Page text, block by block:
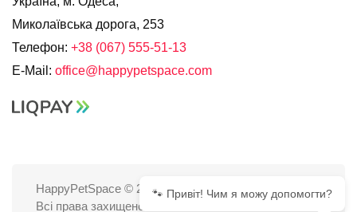
Миколаївська дорога, 253
Телефон: +38 (067) 555-51-13
E-Mail: office@happypetspace.com
HappyPetSpace © 2025
Всі права захищено.
🐾 Привіт! Чим я можу допомогти?